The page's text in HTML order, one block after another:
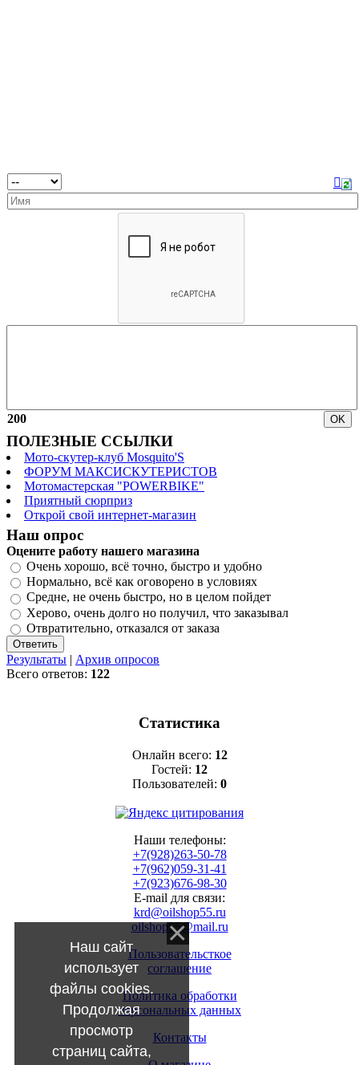
200
ПОЛЕЗНЫЕ ССЫЛКИ
Мото-скутер-клуб Mosquito'S
ФОРУМ МАКСИСКУТЕРИСТОВ
Мотомастерская "POWERBIKE"
Приятный сюрприз
Открой свой интернет-магазин
Наш опрос
Оцените работу нашего магазина
Очень хорошо, всё точно, быстро и удобно
Нормально, всё как оговорено в условиях
Средне, не очень быстро, но в целом пойдет
Херово, очень долго но получил, что заказывал
Отвратительно, отказался от заказа
Результаты | Архив опросов
Всего ответов: 122
Статистика
Онлайн всего: 12
Гостей: 12
Пользователей: 0
Наши телефоны:
+7(928)263-50-78
+7(962)059-31-41
+7(923)676-98-30
E-mail для связи:
krd@oilshop55.ru
oilshop55@mail.ru
Пользовательсткое
соглашение
Политика обработки
персональных данных
Контакты
Наш сайт
использует
файлы cookies.
Продолжая
просмотр
страниц сайта,